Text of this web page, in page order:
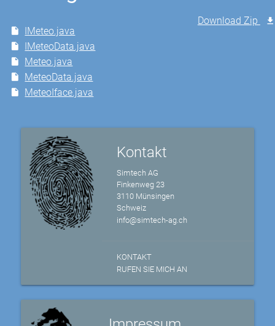
IMeteo.java
IMeteoData.java
Meteo.java
MeteoData.java
MeteoIface.java
Download Zip
Kontakt
Simtech AG
Finkenweg 23
3110 Münsingen
Schweiz
info@simtech-ag.ch
KONTAKT
RUFEN SIE MICH AN